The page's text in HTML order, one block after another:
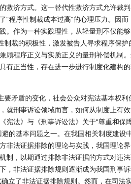
救济方式。这一替代性救济方式允许裁
“程序性制裁成本过高”的心理压力。因而
。作为一种实践理性，从轻量刑不仅能
制裁的积极性，激发被告人寻求程序保护
顾程序正义与实质正义的量刑补偿机制
有正当性，存在进一步进行制度化建构
矛盾的变化，社会公众对宪法基本权利
就刑事诉讼领域而言，如何从制度上有效
宪法》与《刑事诉讼法》关于“尊重和保
的基本问题之一。在我国相关制度建设
非法证据排除的理论与实践，我国理论
制，以期通过排除非法证据的方式对违
，非法证据排除规则逐渐成为我国刑事
立了非法证据排除规则。然而，在司法